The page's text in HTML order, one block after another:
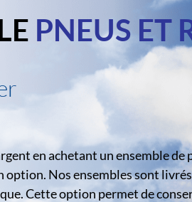
PNEUS ET
en achetant un ensemble
option. Nos ensembles sont
Cette option permet de